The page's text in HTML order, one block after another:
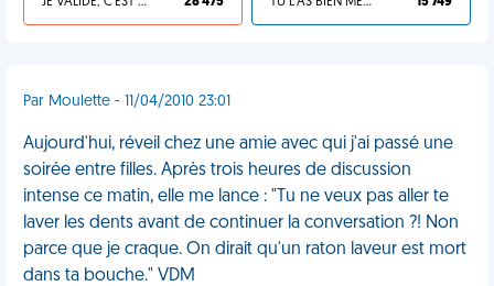
Par Moulette - 11/04/2010 23:01
Aujourd'hui, réveil chez une amie avec qui j'ai passé une
soirée entre filles. Après trois heures de discussion
intense ce matin, elle me lance : "Tu ne veux pas aller te
laver les dents avant de continuer la conversation ?! Non
parce que je craque. On dirait qu'un raton laveur est mort
dans ta bouche." VDM